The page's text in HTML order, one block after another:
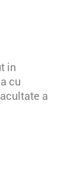
in
cu
a